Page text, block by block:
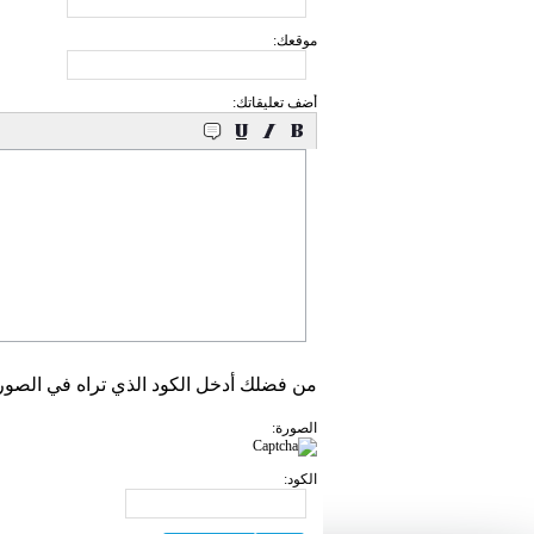
موقعك:
أضف تعليقاتك:
من فضلك أدخل الكود الذي تراه في
الصورة:
الكود: